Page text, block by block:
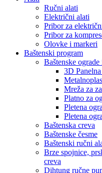
Ručni alati
Električni alati
Pribor za
Pribor za
Olovke i markeri
Baštenski program
Baštenske ograde
3D
Mreža za
Platno za
Pletena
Pletena
Baštenska creva
Baštenske česme
Baštenski ručni
Brze spojnice,
creva
Dihtung ručne